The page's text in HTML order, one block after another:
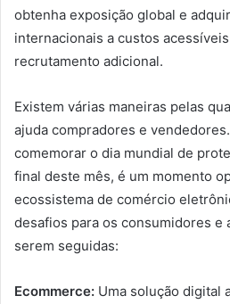
obtenha exposição global e
internacionais a custos
recrutamento adicional.
Existem várias maneiras pelas
ajuda compradores e
comemorar o dia mundial de
final deste mês, é um momento
ecossistema de comércio
desafios para os consumidores e
serem seguidas:
Ecommerce: Uma solução digital